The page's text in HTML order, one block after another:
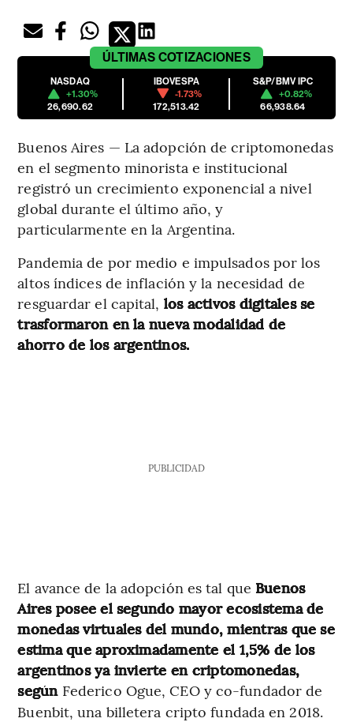
ÚLTIMAS COTIZACIONES
NASDAQ
+1.30%
26,690.62
IBOVESPA
-1.73%
172,513.42
S&P/BMV IPC
+0.82%
66,938.64
Buenos Aires — La adopción de criptomonedas
en el segmento minorista e institucional
registró un crecimiento exponencial a nivel
global durante el último año, y
particularmente en la Argentina.
Pandemia de por medio e impulsados por los
altos índices de inflación y la necesidad de
resguardar el capital, los activos digitales se
trasformaron en la nueva modalidad de
ahorro de los argentinos.
PUBLICIDAD
El avance de la adopción es tal que Buenos
Aires posee el segundo mayor ecosistema de
monedas virtuales del mundo, mientras que se
estima que aproximadamente el 1,5% de los
argentinos ya invierte en criptomonedas,
según Federico Ogue, CEO y co-fundador de
Buenbit, una billetera cripto fundada en 2018.